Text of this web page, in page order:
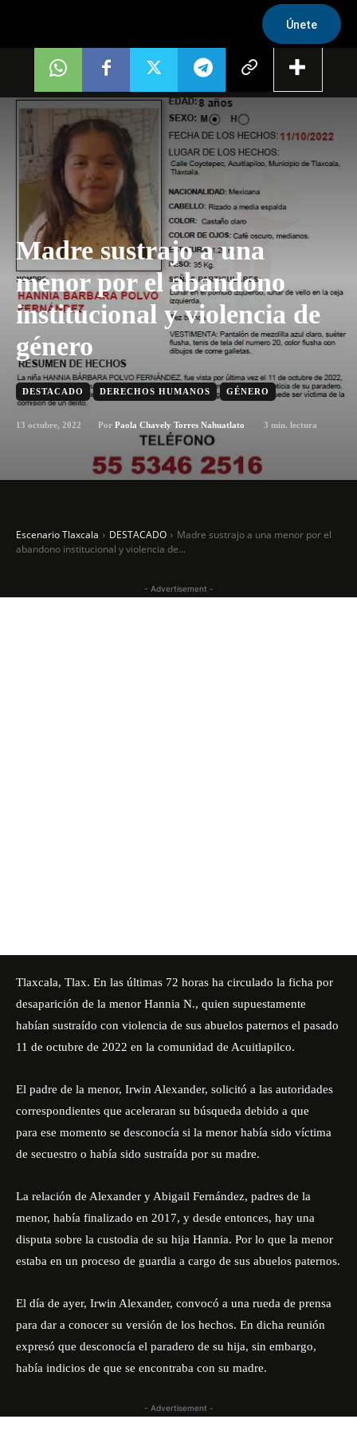
Únete
Madre sustrajo a una
menor por el abandono
institucional y violencia de
género
DESTACADO DERECHOS HUMANOS GÉNERO
13 octubre, 2022 Por Paola Chavely Torres Nahuatlato 3 min. lectura
Escenario Tlaxcala DESTACADO
Madre sustrajo a una menor por el
abandono institucional y violencia de...
- Advertisement -
Tlaxcala, Tlax. En las últimas 72 horas ha circulado la ficha por
desaparición de la menor Hannia N., quien supuestamente
habían sustraído con violencia de sus abuelos paternos el pasado
11 de octubre de 2022 en la comunidad de Acuitlapilco.
El padre de la menor, Irwin Alexander, solicitó a las autoridades
correspondientes que aceleraran su búsqueda debido a que
para ese momento se desconocía si la menor había sido víctima
de secuestro o había sido sustraída por su madre.
La relación de Alexander y Abigail Fernández, padres de la
menor, había finalizado en 2017, y desde entonces, hay una
disputa sobre la custodia de su hija Hannia. Por lo que la menor
estaba en un proceso de guardia a cargo de sus abuelos paternos.
El día de ayer, Irwin Alexander, convocó a una rueda de prensa
para dar a conocer su versión de los hechos. En dicha reunión
expresó que desconocía el paradero de su hija, sin embargo,
había indicios de que se encontraba con su madre.
- Advertisement -